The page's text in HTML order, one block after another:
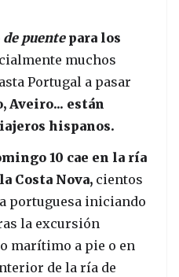
de puentepara los
muchos
Portugal a pasar
Aveiro... están
hispanos.
10 cae en la ría
Costa Nova, cientos
portuguesa iniciando
la excursión
marítimo a pie o en
de la ría de